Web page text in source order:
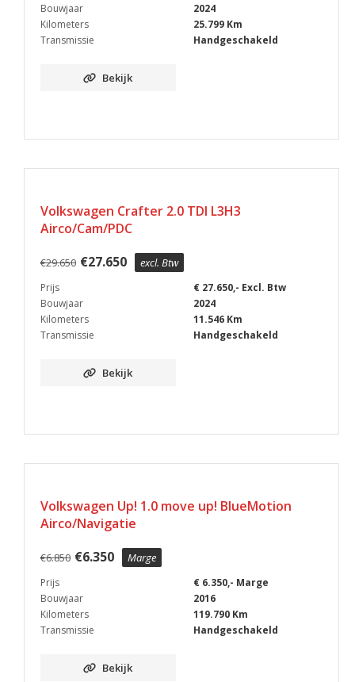
Bouwjaar
2024
Kilometers
25.799 Km
Transmissie
Handgeschakeld
Bekijk
Volkswagen Crafter 2.0 TDI L3H3
Airco/Cam/PDC
€29.650 €27.650 excl. Btw
Prijs
€ 27.650,- Excl. Btw
Bouwjaar
2024
Kilometers
11.546 Km
Transmissie
Handgeschakeld
Bekijk
Volkswagen Up! 1.0 move up! BlueMotion
Airco/Navigatie
€6.850 €6.350 Marge
Prijs
€ 6.350,- Marge
Bouwjaar
2016
Kilometers
119.790 Km
Transmissie
Handgeschakeld
Bekijk